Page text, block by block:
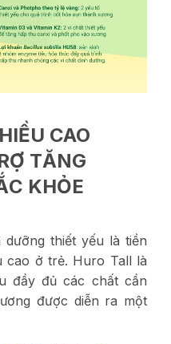
CAO
TĂNG
KHỎE
thiết yếu là tiền
cao ở trẻ. Huro Tall là
đầy đủ các chất cần
được diễn ra một